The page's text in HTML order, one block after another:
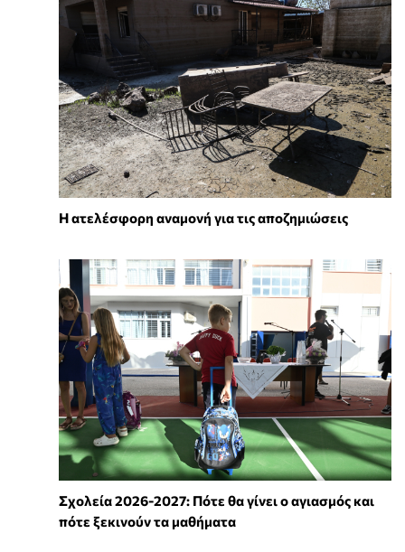
Η ατελέσφορη αναμονή για τις αποζημιώσεις
Σχολεία 2026-2027: Πότε θα γίνει ο αγιασμός και
πότε ξεκινούν τα μαθήματα